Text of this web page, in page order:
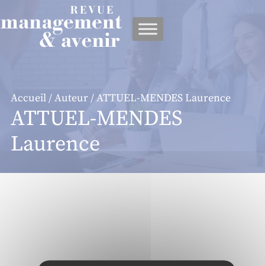
Accueil/Auteur/ ATTUEL-MENDES Laurence
ATTUEL-MENDES
Laurence
Panneau de gestion des cookies